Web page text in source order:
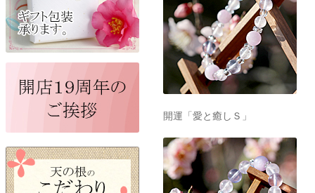
開運「愛と癒しＳ」